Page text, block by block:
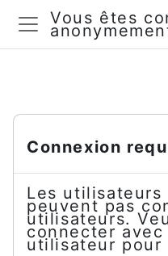
Passer au contenu
Panneau latéral
Vous êtes
Connexion
Les utilisateurs
peuvent pas
utilisateurs.
connecter avec
utilisateur pour